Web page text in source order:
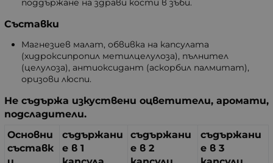
поддържане на здрави кости в зъби.
Съставки
Магнезиев малат, обвивка на капсулата
(хидроксипропил метилцелулоза), пълнител
(целулоза), антиоксидант (аскорбил палмитат),
оризови люспи.
Не съдържа изкуствени оцветители, аромати,
подсладители.
Основни
съставк
съдържани
е в 1
съдържани
е в 2
съдържани
е в 3